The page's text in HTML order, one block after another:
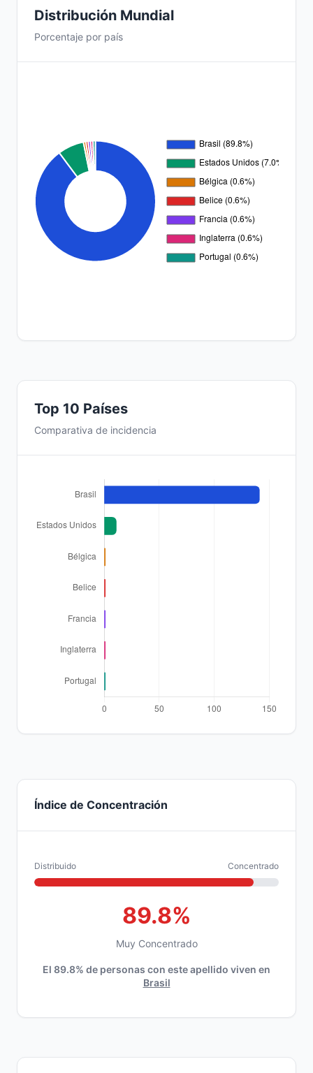
Distribución Mundial
Porcentaje por país
Top 10 Países
Comparativa de incidencia
Índice de Concentración
Distribuido Concentrado
89.8%
Muy Concentrado
El 89.8% de personas con este apellido viven en
Brasil